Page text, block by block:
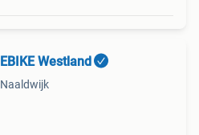
EBIKE Westland
Naaldwijk